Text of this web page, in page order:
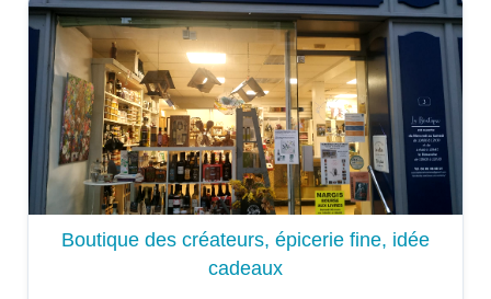
Dégustation
Boutique des créateurs, épicerie fine, idée
cadeaux